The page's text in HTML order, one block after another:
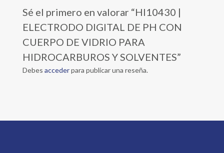
Sé el primero en valorar “HI10430 |
ELECTRODO DIGITAL DE PH CON
CUERPO DE VIDRIO PARA
HIDROCARBUROS Y SOLVENTES”
Debes accederpara publicar una reseña.